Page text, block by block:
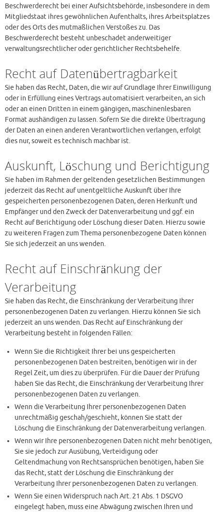
Beschwerderecht bei einer Aufsichtsbehörde, insbesondere in dem
Mitgliedstaat ihres gewöhnlichen Aufenthalts, ihres Arbeitsplatzes
oder des Orts des mutmaßlichen Verstoßes zu. Das
Beschwerderecht besteht unbeschadet anderweitiger
verwaltungsrechtlicher oder gerichtlicher Rechtsbehelfe.
Recht auf Daten­übertrag­barkeit
Sie haben das Recht, Daten, die wir auf Grundlage Ihrer Einwilligung
oder in Erfüllung eines Vertrags automatisiert verarbeiten, an sich
oder an einen Dritten in einem gängigen, maschinenlesbaren
Format aushändigen zu lassen. Sofern Sie die direkte Übertragung
der Daten an einen anderen Verantwortlichen verlangen, erfolgt
dies nur, soweit es technisch machbar ist.
Auskunft, Löschung und Berichtigung
Sie haben im Rahmen der geltenden gesetzlichen Bestimmungen
jederzeit das Recht auf unentgeltliche Auskunft über Ihre
gespeicherten personenbezogenen Daten, deren Herkunft und
Empfänger und den Zweck der Datenverarbeitung und ggf. ein
Recht auf Berichtigung oder Löschung dieser Daten. Hierzu sowie
zu weiteren Fragen zum Thema personenbezogene Daten können
Sie sich jederzeit an uns wenden.
Recht auf Einschränkung der
Verarbeitung
Sie haben das Recht, die Einschränkung der Verarbeitung Ihrer
personenbezogenen Daten zu verlangen. Hierzu können Sie sich
jederzeit an uns wenden. Das Recht auf Einschränkung der
Verarbeitung besteht in folgenden Fällen:
Wenn Sie die Richtigkeit Ihrer bei uns gespeicherten
personenbezogenen Daten bestreiten, benötigen wir in der
Regel Zeit, um dies zu überprüfen. Für die Dauer der Prüfung
haben Sie das Recht, die Einschränkung der Verarbeitung Ihrer
personenbezogenen Daten zu verlangen.
Wenn die Verarbeitung Ihrer personenbezogenen Daten
unrechtmäßig geschah/geschieht, können Sie statt der
Löschung die Einschränkung der Datenverarbeitung verlangen.
Wenn wir Ihre personenbezogenen Daten nicht mehr benötigen,
Sie sie jedoch zur Ausübung, Verteidigung oder
Geltendmachung von Rechtsansprüchen benötigen, haben Sie
das Recht, statt der Löschung die Einschränkung der
Verarbeitung Ihrer personenbezogenen Daten zu verlangen.
Wenn Sie einen Widerspruch nach Art. 21 Abs. 1 DSGVO
eingelegt haben, muss eine Abwägung zwischen Ihren und